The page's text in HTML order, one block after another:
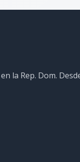
la Rep. Dom.